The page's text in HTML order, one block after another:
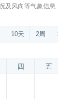
及风向等气象信息
10天 2周
四 五